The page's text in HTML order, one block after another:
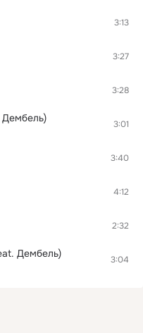
3:13
3:27
3:28
3:01
3:40
4:12
2:32
Дембель) 3:04